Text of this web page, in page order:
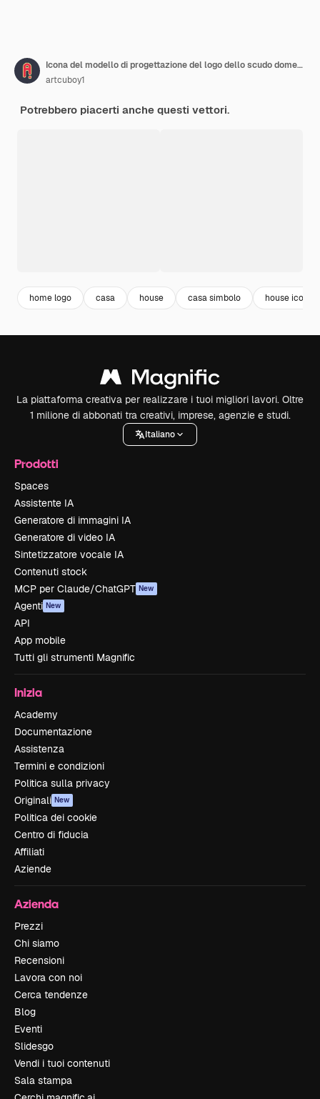
Icona del modello di progettazione del logo dello scudo domestico
artcuboy1
Potrebbero piacerti anche questi vettori.
home logo casa house casa simbolo house icon
La piattaforma creativa per realizzare i tuoi migliori lavori. Oltre
1 milione di abbonati tra creativi, imprese, agenzie e studi.
Italiano
Prodotti
Spaces
Assistente IA
Generatore di immagini IA
Generatore di video IA
Sintetizzatore vocale IA
Contenuti stock
MCP per Claude/ChatGPT New
Agenti New
API
App mobile
Tutti gli strumenti Magnific
Inizia
Academy
Documentazione
Assistenza
Termini e condizioni
Politica sulla privacy
Originali New
Politica dei cookie
Centro di fiducia
Affiliati
Aziende
Azienda
Prezzi
Chi siamo
Recensioni
Lavora con noi
Cerca tendenze
Blog
Eventi
Slidesgo
Vendi i tuoi contenuti
Sala stampa